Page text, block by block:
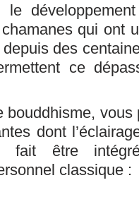
le
qui ont
des
ce
bouddhisme, vous
dont
fait être
classique :